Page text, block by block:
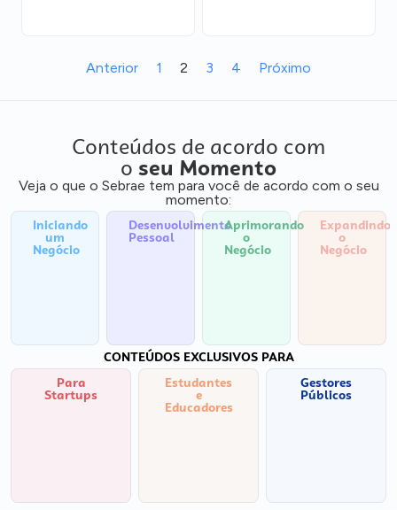
Anterior 1 2 3 4 Próximo
Conteúdos de acordo com
o seu Momento
Veja o que o Sebrae tem para você de acordo com o seu
momento:
Iniciando
um
Negócio
Desenvolvimento
Pessoal
Aprimorando
o
Negócio
Expandindo
o
Negócio
CONTEÚDOS EXCLUSIVOS PARA
Para
Startups
Estudantes
e
Educadores
Gestores
Públicos